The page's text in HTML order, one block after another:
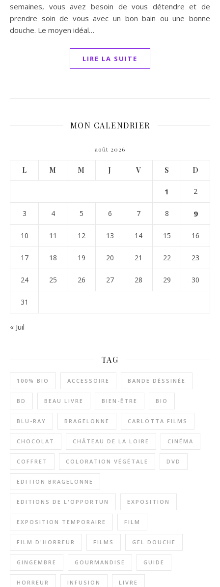
semaines, vous avez besoin de vous détendre et de
prendre soin de vous avec un bon bain ou une bonne
douche. Le moyen idéal…
LIRE LA SUITE
MON CALENDRIER
août 2026
L M M J V S D
1 2
3 4 5 6 7 8 9
10 11 12 13 14 15 16
17 18 19 20 21 22 23
24 25 26 27 28 29 30
31
« Juil
TAG
100% BIO ACCESSOIRE BANDE DÉSSINÉE
BD BEAU LIVRE BIEN-ÊTRE BIO
BLU-RAY BRAGELONNE CARLOTTA FILMS
CHOCOLAT CHÂTEAU DE LA LOIRE CINÉMA
COFFRET COLORATION VÉGÉTALE DVD
EDITION BRAGELONNE
EDITIONS DE L'OPPORTUN EXPOSITION
EXPOSITION TEMPORAIRE FILM
FILM D'HORREUR FILMS GEL DOUCHE
GINGEMBRE GOURMANDISE GUIDE
HORREUR INFUSION LIVRE